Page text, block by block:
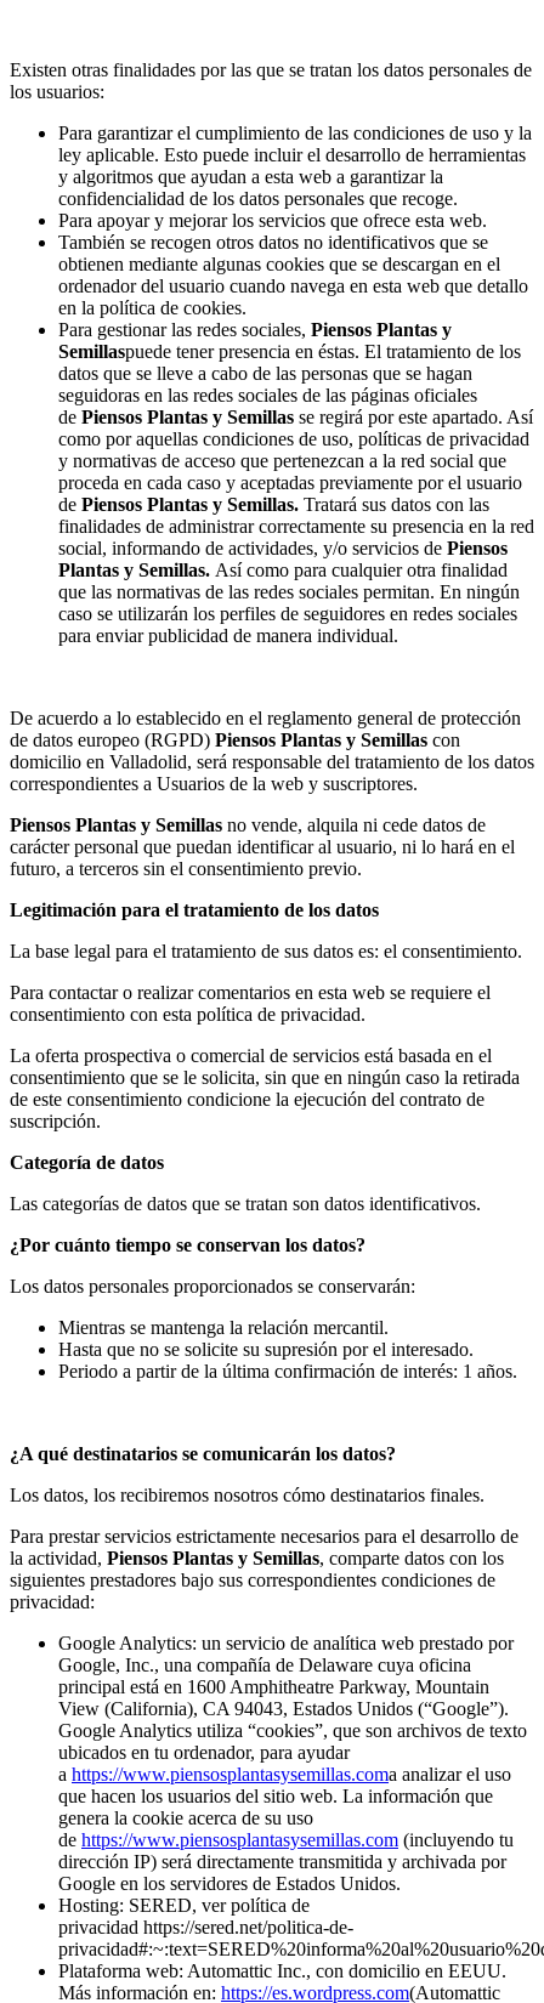
Existen otras finalidades por las que se tratan los datos personales de
los usuarios:
Para garantizar el cumplimiento de las condiciones de uso y la
ley aplicable. Esto puede incluir el desarrollo de herramientas
y algoritmos que ayudan a esta web a garantizar la
confidencialidad de los datos personales que recoge.
Para apoyar y mejorar los servicios que ofrece esta web.
También se recogen otros datos no identificativos que se
obtienen mediante algunas cookies que se descargan en el
ordenador del usuario cuando navega en esta web que detallo
en la política de cookies.
Para gestionar las redes sociales, Piensos Plantas y
Semillaspuede tener presencia en éstas. El tratamiento de los
datos que se lleve a cabo de las personas que se hagan
seguidoras en las redes sociales de las páginas oficiales
de Piensos Plantas y Semillas se regirá por este apartado. Así
como por aquellas condiciones de uso, políticas de privacidad
y normativas de acceso que pertenezcan a la red social que
proceda en cada caso y aceptadas previamente por el usuario
de Piensos Plantas y Semillas. Tratará sus datos con las
finalidades de administrar correctamente su presencia en la red
social, informando de actividades, y/o servicios de Piensos
Plantas y Semillas. Así como para cualquier otra finalidad
que las normativas de las redes sociales permitan. En ningún
caso se utilizarán los perfiles de seguidores en redes sociales
para enviar publicidad de manera individual.
De acuerdo a lo establecido en el reglamento general de protección
de datos europeo (RGPD) Piensos Plantas y Semillas con
domicilio en Valladolid, será responsable del tratamiento de los datos
correspondientes a Usuarios de la web y suscriptores.
Piensos Plantas y Semillas no vende, alquila ni cede datos de
carácter personal que puedan identificar al usuario, ni lo hará en el
futuro, a terceros sin el consentimiento previo.
Legitimación para el tratamiento de los datos
La base legal para el tratamiento de sus datos es: el consentimiento.
Para contactar o realizar comentarios en esta web se requiere el
consentimiento con esta política de privacidad.
La oferta prospectiva o comercial de servicios está basada en el
consentimiento que se le solicita, sin que en ningún caso la retirada
de este consentimiento condicione la ejecución del contrato de
suscripción.
Categoría de datos
Las categorías de datos que se tratan son datos identificativos.
¿Por cuánto tiempo se conservan los datos?
Los datos personales proporcionados se conservarán:
Mientras se mantenga la relación mercantil.
Hasta que no se solicite su supresión por el interesado.
Periodo a partir de la última confirmación de interés: 1 años.
¿A qué destinatarios se comunicarán los datos?
Los datos, los recibiremos nosotros cómo destinatarios finales.
Para prestar servicios estrictamente necesarios para el desarrollo de
la actividad, Piensos Plantas y Semillas, comparte datos con los
siguientes prestadores bajo sus correspondientes condiciones de
privacidad:
Google Analytics: un servicio de analítica web prestado por
Google, Inc., una compañía de Delaware cuya oficina
principal está en 1600 Amphitheatre Parkway, Mountain
View (California), CA 94043, Estados Unidos (“Google”).
Google Analytics utiliza “cookies”, que son archivos de texto
ubicados en tu ordenador, para ayudar
a https://www.piensosplantasysemillas.coma analizar el uso
que hacen los usuarios del sitio web. La información que
genera la cookie acerca de su uso
de https://www.piensosplantasysemillas.com (incluyendo tu
dirección IP) será directamente transmitida y archivada por
Google en los servidores de Estados Unidos.
Hosting: SERED, ver política de
privacidad https://sered.net/politica-de-
Plataforma web: Automattic Inc., con domicilio en EEUU.
Más información en: https://es.wordpress.com(Automattic